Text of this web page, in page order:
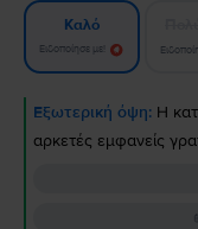
Καλό
Ειδοποίησε με!
Εξωτερική όψη: Η
αρκετές εμφανείς